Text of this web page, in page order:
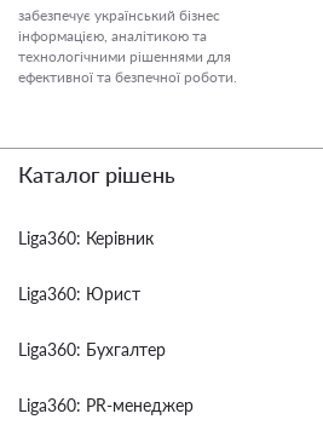
забезпечує український бізнес
інформацією, аналітикою та
технологічними рішеннями для
ефективної та безпечної роботи.
Каталог рішень
Liga360: Керівник
Liga360: Юрист
Liga360: Бухгалтер
Liga360: PR-менеджер